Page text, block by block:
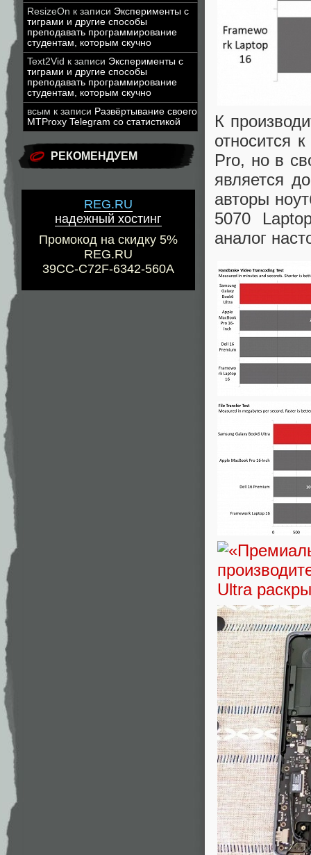
ResizeOn к записи Эксперименты с
тиграми и другие способы
преподавать программирование
студентам, которым скучно
Text2Vid к записи Эксперименты с
тиграми и другие способы
преподавать программирование
студентам, которым скучно
всым к записи Развёртывание своего
MTProxy Telegram со статистикой
РЕКОМЕНДУЕМ
REG.RU
надежный хостинг
Промокод на скидку 5%
REG.RU
39CC-C72F-6342-560A
К
относится
Pro, но в
является
авторы
5070
аналог